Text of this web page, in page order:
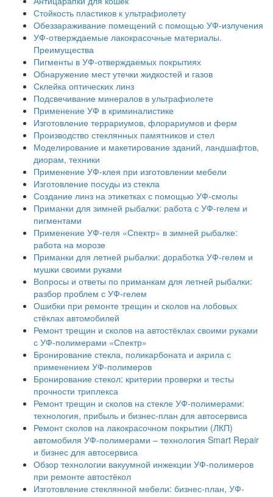
Стойкость пластиков к ультрафиолету
Обеззараживание помещений с помощью УФ-излучения
УФ-отверждаемые лакокрасочные материалы.
Преимущества
Пигменты в УФ-отверждаемых покрытиях
Обнаружение мест утечки жидкостей и газов
Склейка оптических линз
Подсвечивание минералов в ультрафиолете
Применение УФ в криминалистике
Изготовление террариумов, флорариумов и ферм
Производство стеклянных памятников и стел
Моделирование и макетирование зданий, ландшафтов,
диорам, техники
Применение УФ-клея при изготовлении мебели
Изготовление посуды из стекла
Создание линз на этикетках с помощью УФ-смолы
Приманки для зимней рыбалки: работа с УФ-гелем и
пигментами
Применение УФ-геля «Спектр» в зимней рыбалке:
работа на морозе
Приманки для летней рыбалки: доработка УФ-гелем и
мушки своими руками
Вопросы и ответы по приманкам для летней рыбалки:
разбор проблем с УФ-гелем
Ошибки при ремонте трещин и сколов на лобовых
стёклах автомобилей
Ремонт трещин и сколов на автостёклах своими руками
с УФ-полимерами «Спектр»
Бронирование стекла, поликарбоната и акрила с
применением УФ-полимеров
Бронирование стекол: критерии проверки и тесты
прочности триплекса
Ремонт трещин и сколов на стекле УФ-полимерами:
технология, прибыль и бизнес-план для автосервиса
Ремонт сколов на лакокрасочном покрытии (ЛКП)
автомобиля УФ-полимерами – технология Smart Repair
и бизнес для автосервиса
Обзор технологии вакуумной инжекции УФ-полимеров
при ремонте автостёкол
Изготовление стеклянной мебели: бизнес-план, УФ-